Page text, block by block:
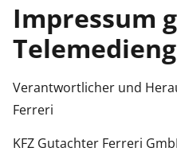
Impressum
Verantwortlicher und
Ferreri
KFZ Gutachter Ferreri